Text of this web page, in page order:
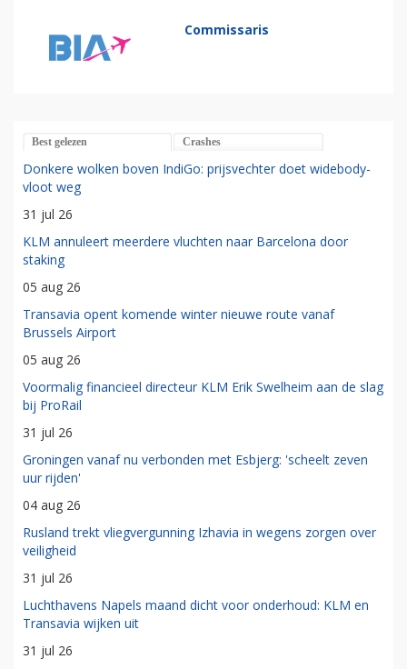
Commissaris
Best gelezen Crashes
Donkere wolken boven IndiGo: prijsvechter doet widebody-
vloot weg
31 jul 26
KLM annuleert meerdere vluchten naar Barcelona door
staking
05 aug 26
Transavia opent komende winter nieuwe route vanaf
Brussels Airport
05 aug 26
Voormalig financieel directeur KLM Erik Swelheim aan de slag
bij ProRail
31 jul 26
Groningen vanaf nu verbonden met Esbjerg: 'scheelt zeven
uur rijden'
04 aug 26
Rusland trekt vliegvergunning Izhavia in wegens zorgen over
veiligheid
31 jul 26
Luchthavens Napels maand dicht voor onderhoud: KLM en
Transavia wijken uit
31 jul 26